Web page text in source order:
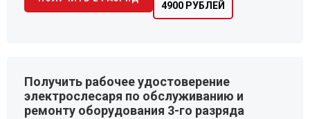
4900 РУБЛЕЙ
Получить рабочее удостоверение
электрослесаря по обслуживанию и
ремонту оборудования 3-го разряда